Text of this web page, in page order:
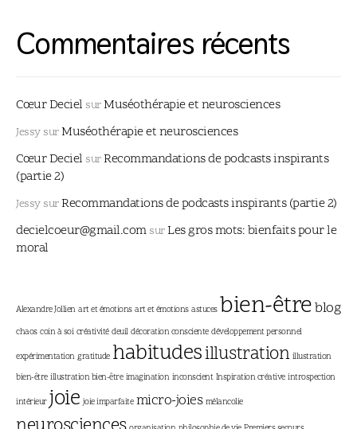
Commentaires récents
Cœur Deciel surMuséothérapie et neurosciences
JessysurMuséothérapie et neurosciences
Cœur Deciel surRecommandations de podcasts inspirants
(partie 2)
JessysurRecommandations de podcasts inspirants (partie 2)
decielcoeur@gmail.comsurLes gros mots: bienfaits pour le
moral
Alexandre Jollien art et émotions art et émotions astuces bien-êtreblog
chaos coin à soi créativité deuil décoration consciente développement personnel
expérimentation gratitude habitudesillustration illustration
bien-être illustration bien-être imagination inconscient Inspiration créative introspection
intérieur joie joie imparfaite micro-joies mélancolie